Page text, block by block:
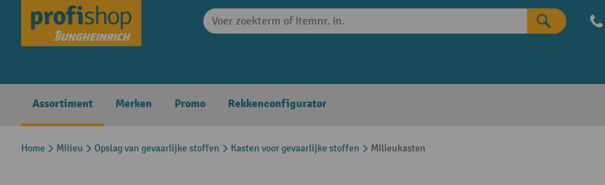
Skip to main navigation
Assortiment Merken Promo Rekkenconfigurator
Home Milieu Opslag van gevaarlijke stoffen Kasten voor gevaarlijke stoffen Milieukasten